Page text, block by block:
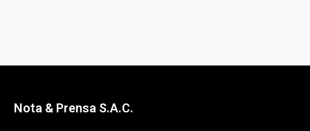
Nota & Prensa S.A.C.